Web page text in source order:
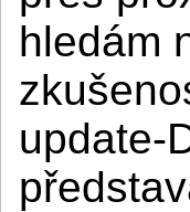
hledám
update-